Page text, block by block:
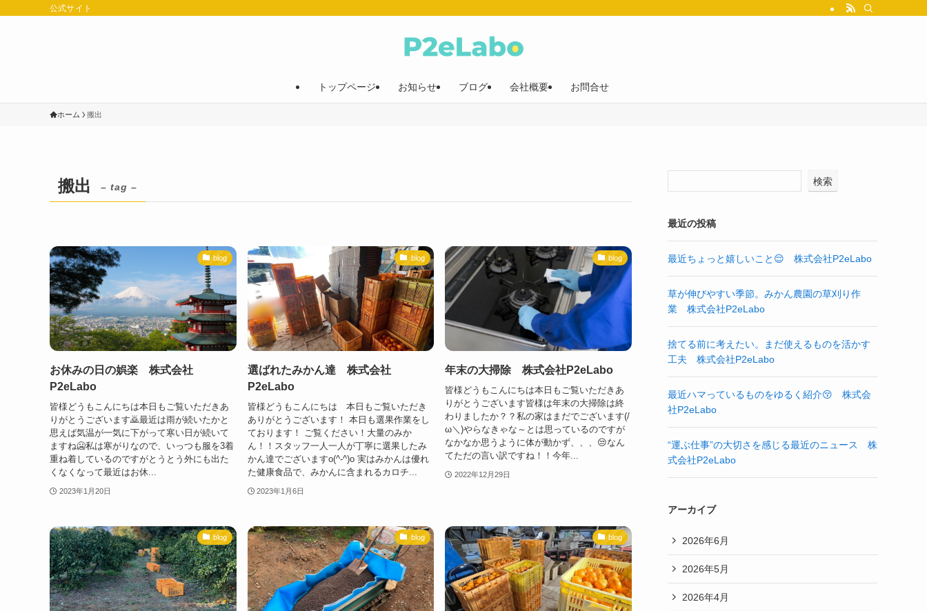
公式サイト
トップページ お知らせ ブログ 会社概要 お問合せ
ホーム 搬出
搬出 – tag –
blog
お休みの日の娯楽 株式会社
P2eLabo
皆様どうもこんにちは本日もご覧いただきあ
りがとうございます🙇最近は雨が続いたかと
思えば気温が一気に下がって寒い日が続いて
ますね🥶私は寒がりなので、いっつも服を3着
重ね着しているのですがとうとう外にも出た
くなくなって最近はお休...
2023年1月20日
blog
選ばれたみかん達 株式会社
P2eLabo
皆様どうもこんにちは 本日もご覧いただき
ありがとうございます！ 本日も選果作業をし
ております！ ご覧ください！大量のみか
ん！！スタッフ一人一人が丁寧に選果したみ
かん達でございますo(^-^)o 実はみかんは優れ
た健康食品で、みかんに含まれるカロチ...
2023年1月6日
blog
年末の大掃除 株式会社P2eLabo
皆様どうもこんにちは本日もご覧いただきあ
りがとうございます皆様は年末の大掃除は終
わりましたか？？私の家はまだでございます(/
ω＼)やらなきゃな～とは思っているのですが
なかなか思うように体が動かず、、、😒なん
てただの言い訳ですね！！今年...
2022年12月29日
blog blog blog
検索
最近の投稿
最近ちょっと嬉しいこと😌 株式会社P2eLabo
草が伸びやすい季節。みかん農園の草刈り作
業 株式会社P2eLabo
捨てる前に考えたい。まだ使えるものを活かす
工夫 株式会社P2eLabo
最近ハマっているものをゆるく紹介😚 株式会
社P2eLabo
“運ぶ仕事”の大切さを感じる最近のニュース 株
式会社P2eLabo
アーカイブ
2026年6月
2026年5月
2026年4月